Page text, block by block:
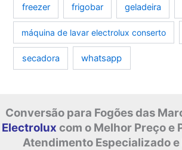
freezer frigobar geladeira
máquina de lavar electrolux conserto
secadora whatsapp
Conversão para Fogões das
Electrolux com o Melhor Preço e
Atendimento Especializado